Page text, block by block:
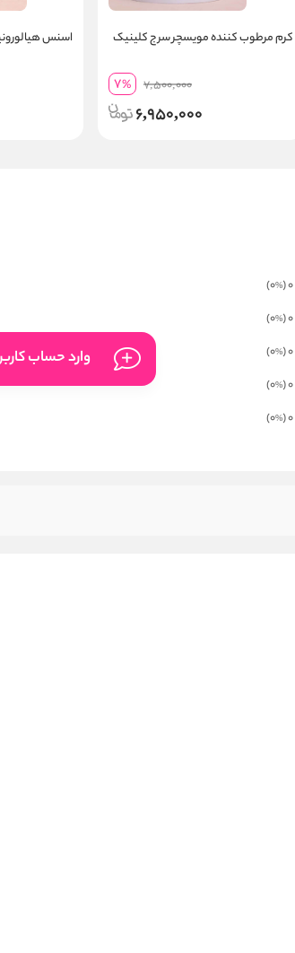
کرم مرطوب کننده مویسچر سرج کلینیک
7,500,000
7%
6,950,000
اسنس
0
(0
%
)
0
(0
%
)
0
(0
%
)
0
(0
%
)
0
(0
%
)
وارد حساب